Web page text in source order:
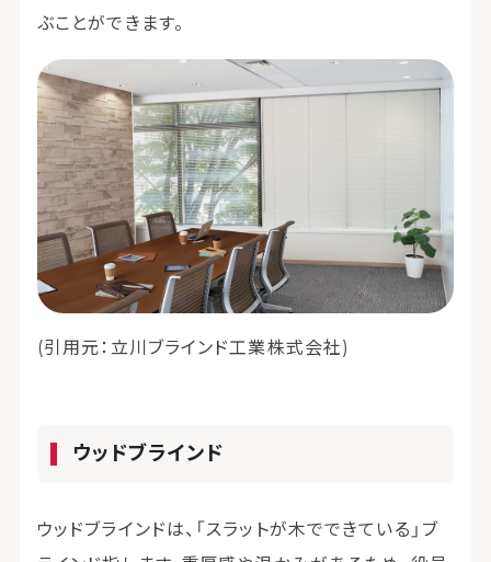
ぶことができます。
(引用元：立川ブラインド工業株式会社)
ウッドブラインド
ウッドブラインドは、「スラットが木でできている」ブ